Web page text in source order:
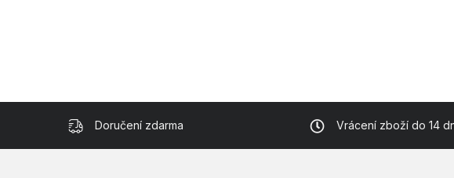
Doručení zdarma Vrácení zboží do 14